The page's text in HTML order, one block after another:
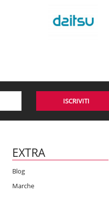
ISCRIVITI
EXTRA
Blog
Marche